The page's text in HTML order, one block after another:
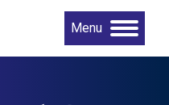
Menu